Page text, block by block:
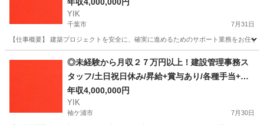
YIK
千葉市 7月31日
【仕事概要】 建築プロジェクトを安全に、確実に進めるためのサポート業務をお任
事務 未経験
◎未経験から月収２７万円以上！建設管理事務ス
タッフ/土日祝日休み/昇給+賞与あり/各種手当+寮
完備
年収4,000,000円
YIK
袖ケ浦市 7月30日